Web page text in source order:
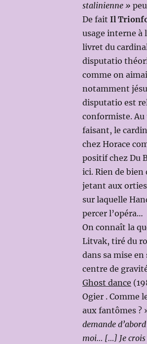
stalinienne »
De fait Il
usage interne à
livret du
disputatio
comme on
notamment
disputatio est
conformiste. Au
faisant, le
chez Horace
positif chez Du
ici. Rien de bien
jetant aux
sur laquelle
percer l’opéra…
On connaît la
Litvak, tiré du
dans sa mise
centre de
Ghost dance
Ogier . Comme
aux fantômes ?
demande
moi… […] Je crois
DISINGANNO
WARLIKOWSKI)